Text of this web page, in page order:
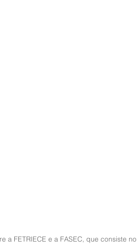
a FETRIECE e a FASEC, que consiste no